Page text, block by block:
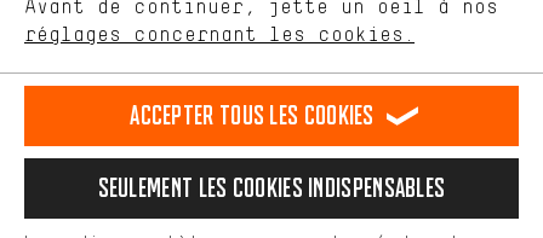
français english
EN Deutsch español
RÉSILIER LE CONTRAT Communauté d'Aix-la-Chapelle
Programme d'affiliation Mentions Légales Protection des données
Conditions générales de vente Plateforme d'Alerte
Avant de continuer, jette un oeil à nos
réglages concernant les cookies.
Plus de confort
est plus confortable. Avec les cookies de confort, nous
Nous pouvons ainsi mettre à ta disposition d'autres contenus et
informations utiles. De plus, tu as la possibilité d'utiliser des
facilement les bons produits. Par exemple, nous proposons une
Accepter tous les cookies
Seulement les cookies indispensables